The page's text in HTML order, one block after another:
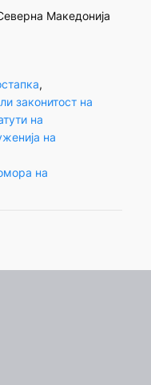
Македонија
законитост на
на
на
на